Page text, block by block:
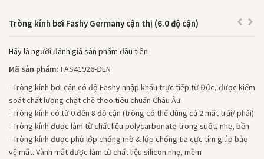
Tròng kính bơi Fashy Germany cận thị (6.0 độ cận)
Hãy là người đánh giá sản phẩm đầu tiên
Mã sản phẩm: FAS41926-ĐEN
- Tròng kính bơi cận có độ Fashy nhập khẩu trực tiếp từ Đức, được kiểm
soát chất lượng chặt chẽ theo tiêu chuẩn Châu Âu
- Tròng kính có từ 0 đến 8 độ cận (tròng có thể dùng cả 2 mắt trái/ phải)
- Tròng kính được làm từ chất liệu polycarbonate trong suốt, nhẹ, bền
- Tròng kính được phủ lớp chống mờ & lớp chống tia cực tím giúp bảo
vệ mắt. Vành mắt được làm từ chất liệu silicon nhẹ, mềm